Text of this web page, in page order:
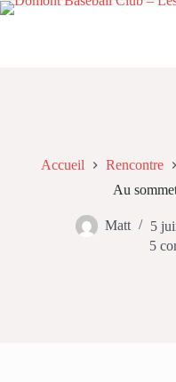
Passer
Accueil Rencontre
Au
Matt 5
5